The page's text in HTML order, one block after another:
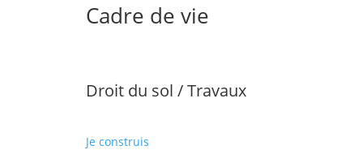
Cadre de vie
Droit du sol / Travaux
Je construis